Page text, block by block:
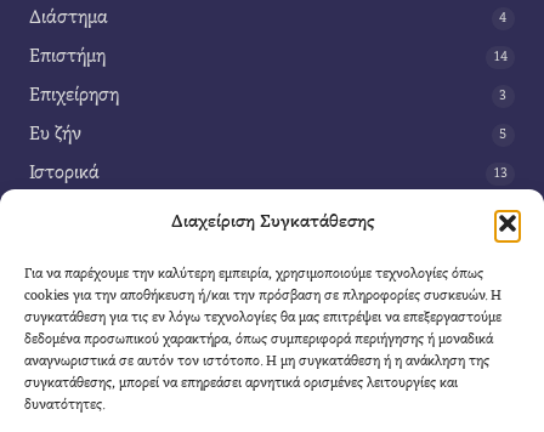
Διαχείριση Συγκατάθεσης
Για να παρέχουμε την καλύτερη εμπειρία, χρησιμοποιούμε τεχνολογίες όπως
cookies για την αποθήκευση ή/και την πρόσβαση σε πληροφορίες συσκευών. Η
συγκατάθεση για τις εν λόγω τεχνολογίες θα μας επιτρέψει να επεξεργαστούμε
δεδομένα προσωπικού χαρακτήρα, όπως συμπεριφορά περιήγησης ή μοναδικά
αναγνωριστικά σε αυτόν τον ιστότοπο. Η μη συγκατάθεση ή η ανάκληση της
συγκατάθεσης, μπορεί να επηρεάσει αρνητικά ορισμένες λειτουργίες και
δυνατότητες.
Διάστημα 4
Επιστήμη 14
Επιχείρηση 3
Ευ ζήν 5
Ιστορικά 13
42
Τέχνη 3
Τεχνολογία
Υγεία
Φαντασία